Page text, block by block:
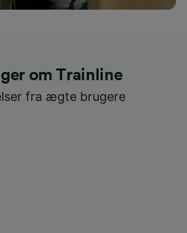
om Trainline
fra ægte brugere